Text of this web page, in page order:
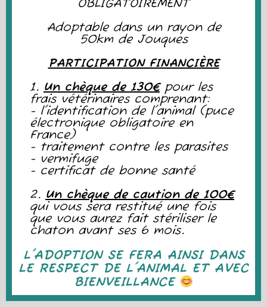
OBLIGATOIREMENT
Adoptable dans un rayon de
50km de Jouques
PARTICIPATION FINANCIÈRE
1. Un chèque de 130€pour les
frais vétérinaires comprenant:
- l'identification de l'animal (puce
électronique obligatoire en
France)
- traitement contre les parasites
- vermifuge
- certificat de bonne santé
2. Un chèque de caution de 100€
qui vous sera restitué une fois
que vous aurez fait stériliser le
chaton avant ses 6 mois.
L'ADOPTION SE FERA AINSI DANS
LE RESPECT DE L'ANIMAL ET AVEC
BIENVEILLANCE